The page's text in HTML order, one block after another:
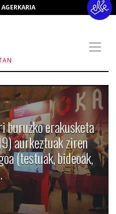
buruzko erakusketa
aurkeztuak ziren
(testuak, bideoak,